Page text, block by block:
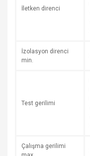
İletken direnci
İzolasyon direnci
min.
Test gerilimi
Çalışma gerilimi